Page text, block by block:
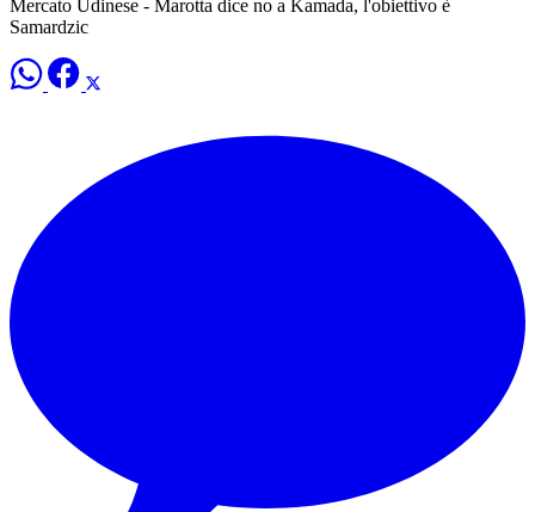
Mercato Udinese - Marotta dice no a Kamada, l'obiettivo è
Samardzic